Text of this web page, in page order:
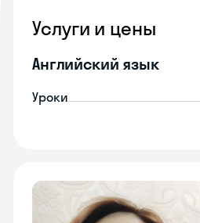
Услуги и цены
Английский язык
Уроки